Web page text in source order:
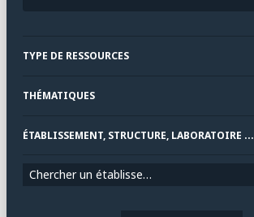
TYPE DE RESSOURCES
THÉMATIQUES
ÉTABLISSEMENT, STRUCTURE, LABORATOIRE ...
Chercher un établissement